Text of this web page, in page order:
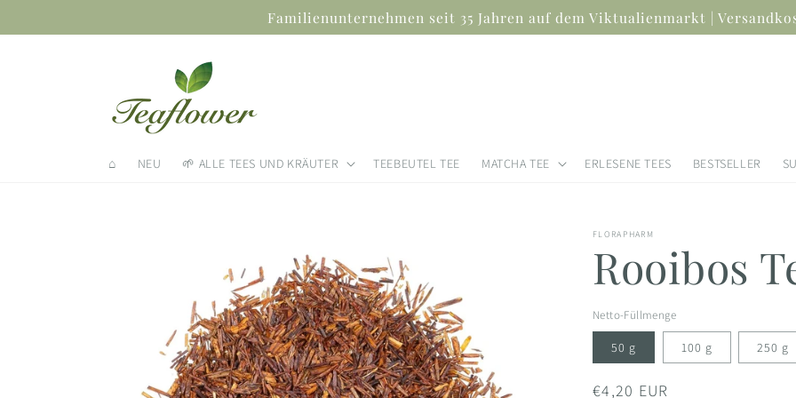
Inhalt
Familienunternehmen seit 35 Jahren auf dem Viktualienmarkt |
⌂ NEU 🌱 ALLE TEES UND KRÄUTER TEEBEUTEL TEE MATCHA TEE ERLESENE TEES BESTSELLER
FLORAPHARM
Rooibos
Netto-Füllmenge
50 g 100 g 250 g
Normaler
€4,20 EUR